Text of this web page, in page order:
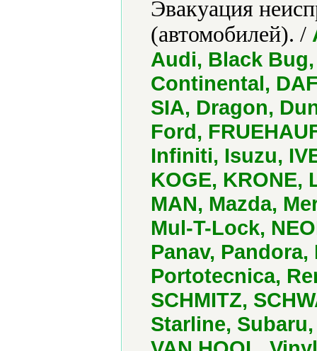
Эвакуация
(автомобилей). /
Audi, Black
Continental,
SIA, Dragon,
Ford,
Infiniti, Isuzu,
KOGE,
MAN, Mazda,
Mul-T-Lock,
Panav, Pandora,
Portotecnica,
SCHMITZ,
Starline,